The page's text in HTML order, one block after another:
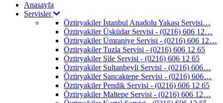
Anasayfa
Servisler
Öztiryakiler İstanbul Anadolu Yakası Servisi…
Öztiryakiler Üsküdar Servisi - (0216) 606 12…
Öztiryakiler Ümraniye Servisi - (0216) 606 12…
Öztiryakiler Tuzla Servisi - (0216) 606 12 65
Öztiryakiler Şile Servisi - (0216) 606 12 65
Öztiryakiler Sultanbeyli Servisi - (0216) 606…
Öztiryakiler Sancaktepe Servisi - (0216) 606…
Öztiryakiler Pendik Servisi - (0216) 606 12 65
Öztiryakiler Maltepe Servisi - (0216) 606 12…